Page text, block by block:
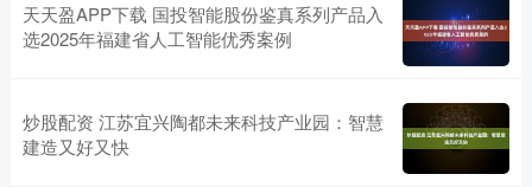
天天盈APP下载 国投智能股份鉴真系列产品入
选2025年福建省人工智能优秀案例
炒股配资 江苏宜兴陶都未来科技产业园：智慧
建造又好又快